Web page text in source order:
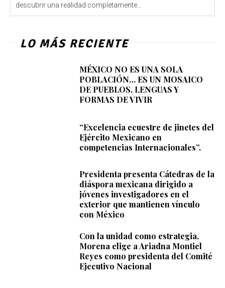
descubrir una realidad completamente...
LO MÁS RECIENTE
MÉXICO NO ES UNA SOLA
POBLACIÓN… ES UN MOSAICO
DE PUEBLOS, LENGUAS Y
FORMAS DE VIVIR
“Excelencia ecuestre de jinetes del
Ejército Mexicano en
competencias Internacionales”.
Presidenta presenta Cátedras de la
diáspora mexicana dirigido a
jóvenes investigadores en el
exterior que mantienen vínculo
con México
Con la unidad como estrategia,
Morena elige a Ariadna Montiel
Reyes como presidenta del Comité
Ejecutivo Nacional